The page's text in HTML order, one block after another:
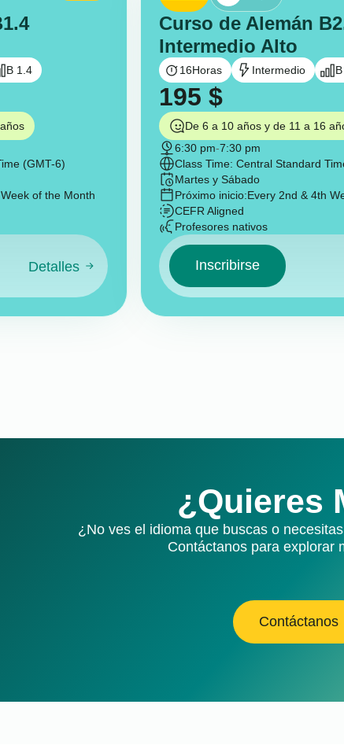
B 1.4
(GMT-6)
of the Month
Detalles
Curso de Alemán
Intermedio Alto
16Horas Intermedio
195$
De 6 a 10 años y de 11 a 16
6:30 pm-7:30 pm
Class Time: Central Standard
Martes y Sábado
Próximo inicio:Every 2nd & 4th
CEFR Aligned
Profesores nativos
Inscribirse
¿Quieres
¿No ves el idioma que buscas o
Contáctanos para explorar
Contáctanos